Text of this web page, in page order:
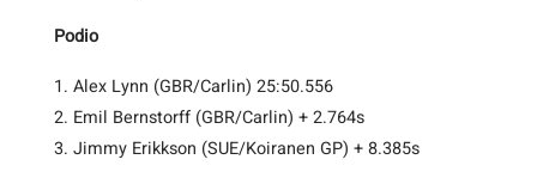
Podio
1. Alex Lynn (GBR/Carlin) 25:50.556
2. Emil Bernstorff (GBR/Carlin) + 2.764s
3. Jimmy Erikkson (SUE/Koiranen GP) + 8.385s